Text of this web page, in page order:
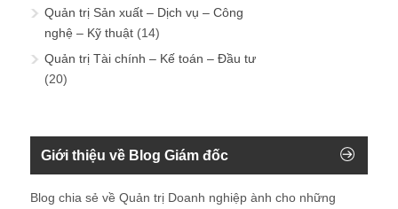
Quản trị Sản xuất – Dịch vụ – Công
nghệ – Kỹ thuật (14)
Quản trị Tài chính – Kế toán – Đầu tư
(20)
Giới thiệu về Blog Giám đốc
Blog chia sẻ về Quản trị Doanh nghiệp ành cho những